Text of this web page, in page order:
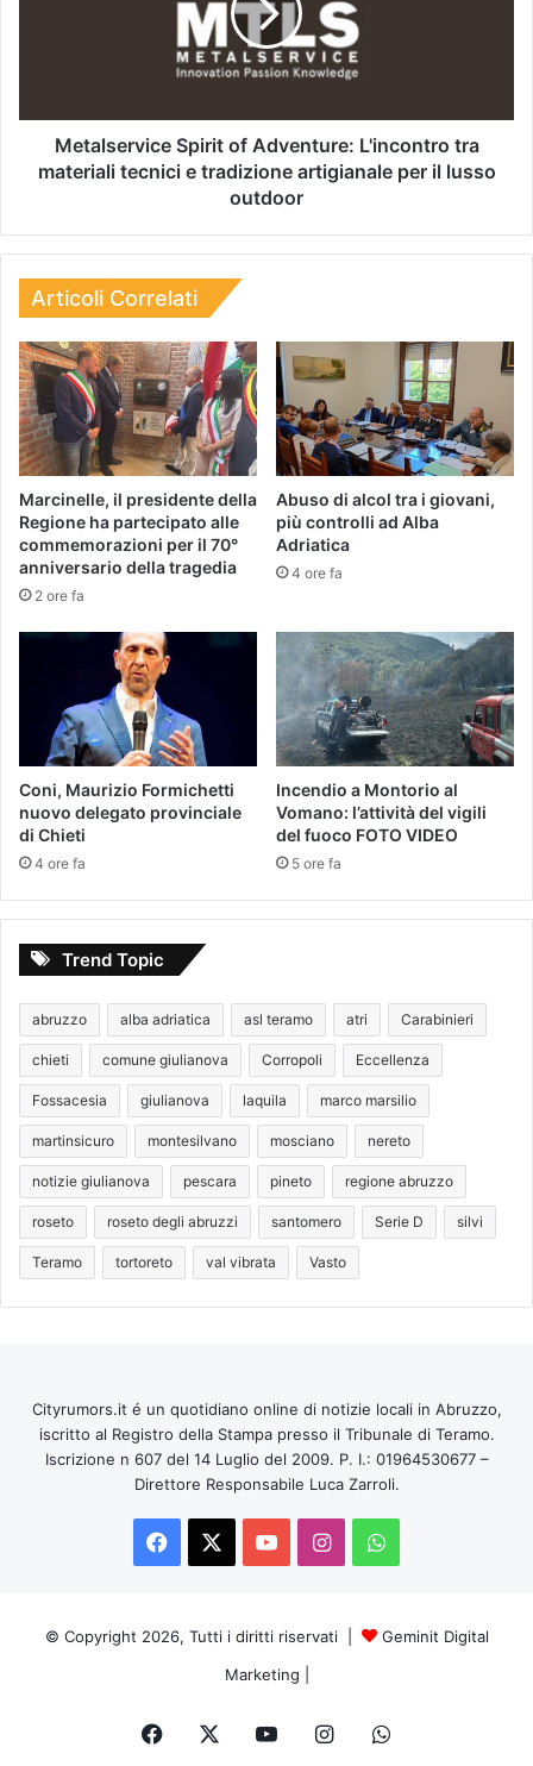
Metalservice Spirit of Adventure: L'incontro tra
materiali tecnici e tradizione artigianale per il lusso
outdoor
Articoli Correlati
Marcinelle, il presidente della
Regione ha partecipato alle
commemorazioni per il 70°
anniversario della tragedia
2 ore fa
Abuso di alcol tra i giovani,
più controlli ad Alba
Adriatica
4 ore fa
Coni, Maurizio Formichetti
nuovo delegato provinciale
di Chieti
4 ore fa
Incendio a Montorio al
Vomano: l’attività del vigili
del fuoco FOTO VIDEO
5 ore fa
Trend Topic
abruzzo alba adriatica asl teramo atri Carabinieri
chieti comune giulianova Corropoli Eccellenza
Fossacesia giulianova laquila marco marsilio
martinsicuro montesilvano mosciano nereto
notizie giulianova pescara pineto regione abruzzo
roseto roseto degli abruzzi santomero Serie D silvi
Teramo tortoreto val vibrata Vasto
Cityrumors.it é un quotidiano online di notizie locali in Abruzzo,
iscritto al Registro della Stampa presso il Tribunale di Teramo.
Iscrizione n 607 del 14 Luglio del 2009. P. I.: 01964530677 –
Direttore Responsabile Luca Zarroli.
Facebook
You InstagramWhatsApp
© Copyright 2026, Tutti i diritti riservati |
Geminit Digital
Marketing
Facebook InstagramWhatsApp